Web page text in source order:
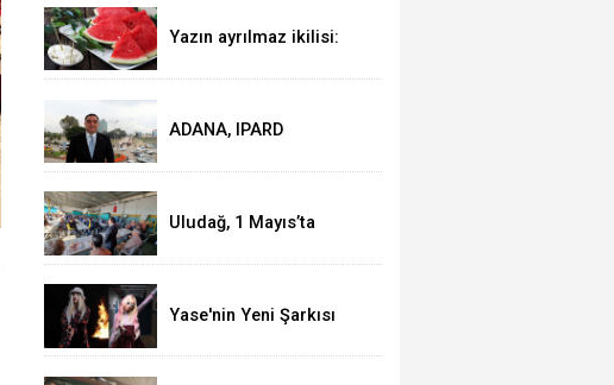
Yazın ayrılmaz ikilisi:
ADANA, IPARD
Uludağ, 1 Mayıs’ta
Yase'nin Yeni Şarkısı
Buluştu